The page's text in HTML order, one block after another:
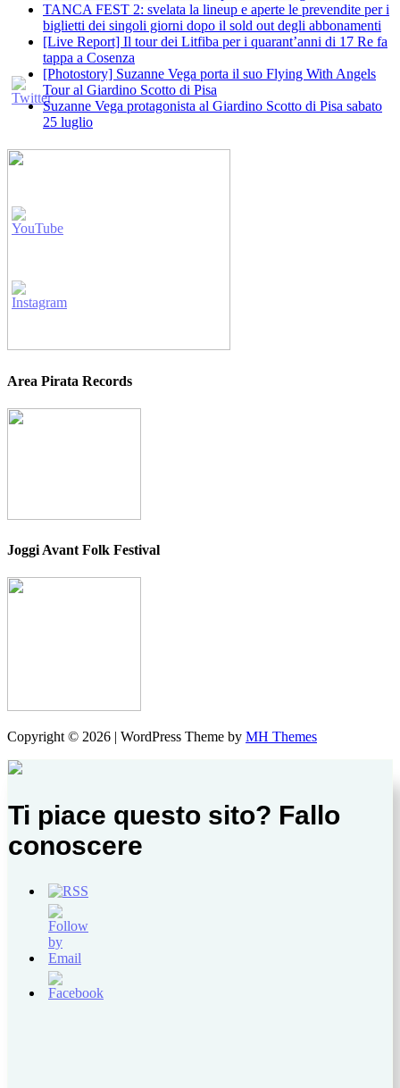
TANCA FEST 2: svelata la lineup e aperte le prevendite per i
biglietti dei singoli giorni dopo il sold out degli abbonamenti
[Live Report] Il tour dei Litfiba per i quarant’anni di 17 Re fa
tappa a Cosenza
[Photostory] Suzanne Vega porta il suo Flying With Angels
Tour al Giardino Scotto di Pisa
Suzanne Vega protagonista al Giardino Scotto di Pisa sabato
25 luglio
Area Pirata Records
Joggi Avant Folk Festival
Copyright © 2026 | WordPress Theme by MH Themes
Ti piace questo sito? Fallo
conoscere